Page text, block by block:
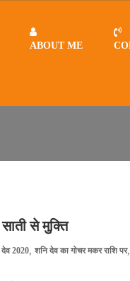
ABOUT ME
से मुक्ति
2020, शनि देव का गोचर मकर राशि पर,